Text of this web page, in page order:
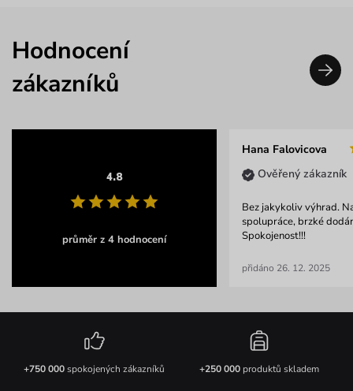
Hodnocení
zákazníků
4.8
průměr z 4 hodnocení
Hana Falovicova
Ověřený zákazník
Bez jakykoliv výhrad.
spolupráce, brzké
Spokojenost!!!
přidáno 26. 12. 2025
+750 000spokojených zákazníků +250 000produktů skladem